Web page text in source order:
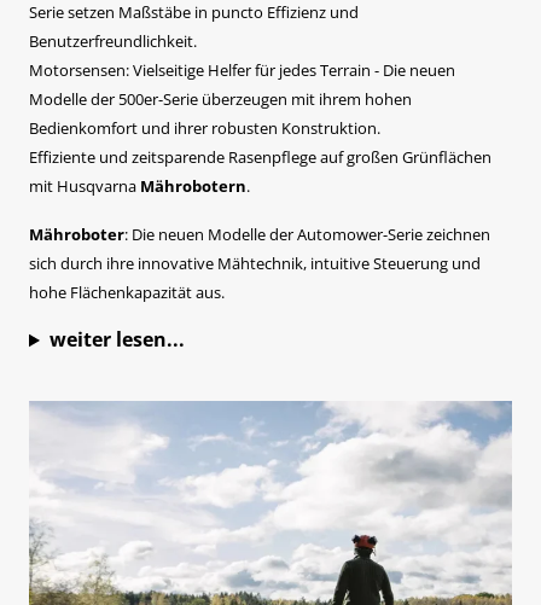
Serie setzen Maßstäbe in puncto Effizienz und
Benutzerfreundlichkeit.
Motorsensen: Vielseitige Helfer für jedes Terrain - Die neuen
Modelle der 500er-Serie überzeugen mit ihrem hohen
Bedienkomfort und ihrer robusten Konstruktion.
Effiziente und zeitsparende Rasenpflege auf großen Grünflächen
mit Husqvarna Mährobotern.
Mähroboter: Die neuen Modelle der Automower-Serie zeichnen
sich durch ihre innovative Mähtechnik, intuitive Steuerung und
hohe Flächenkapazität aus.
weiter lesen...